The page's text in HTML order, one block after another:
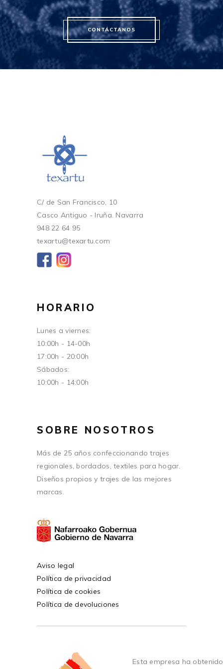
CONTÁCTANOS
C/ de San Francisco, 10
Casco Antiguo - Iruña. Navarra
948 22 64 95
texartu@texartu.com
HORARIO
Lunes a viernes:
10:00h - 14-00h
17:00h - 20:00h
Sábados:
10:00h - 14:00h
SOBRE NOSOTROS
Más de 25 años confeccionando trajes
regionales, bordados, textiles para hogar.
Diseños propios y trajes de las mejores
marcas.
Aviso legal
Política de privacidad
Política de cookies
Política de devoluciones
Esta empresa ha